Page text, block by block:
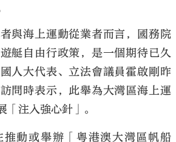
與海上運動從業者而言，國務院
艇自由行政策，是一個期待已久
人大代表、立法會議員霍啟剛昨
問時表示，此舉為大灣區海上運
「注入強心針」。
推動或舉辦「粵港澳大灣區帆船